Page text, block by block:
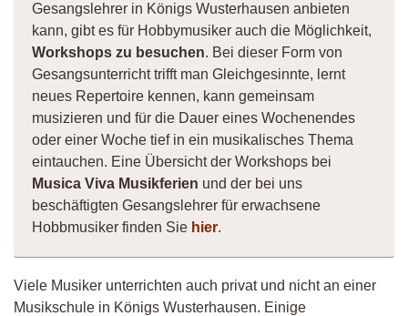
Gesangslehrer in Königs Wusterhausen anbieten
kann, gibt es für Hobbymusiker auch die Möglichkeit,
Workshops zu besuchen. Bei dieser Form von
Gesangsunterricht trifft man Gleichgesinnte, lernt
neues Repertoire kennen, kann gemeinsam
musizieren und für die Dauer eines Wochenendes
oder einer Woche tief in ein musikalisches Thema
eintauchen. Eine Übersicht der Workshops bei
Musica Viva Musikferien und der bei uns
beschäftigten Gesangslehrer für erwachsene
Hobbmusiker finden Sie hier.
Viele Musiker unterrichten auch privat und nicht an einer
Musikschule in Königs Wusterhausen. Einige